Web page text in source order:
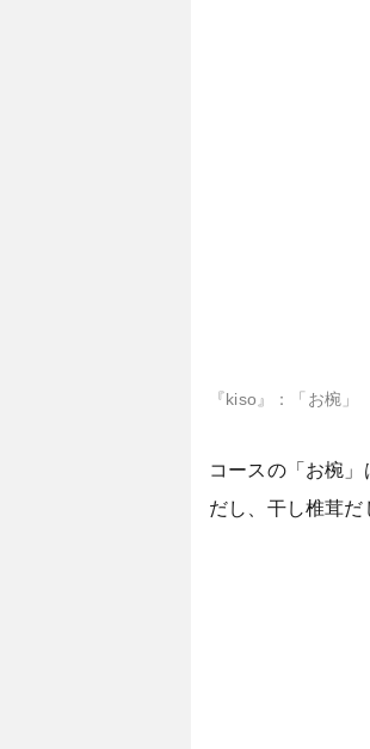
『kiso』：「お椀」
コースの「お椀
だし、干し椎茸だ